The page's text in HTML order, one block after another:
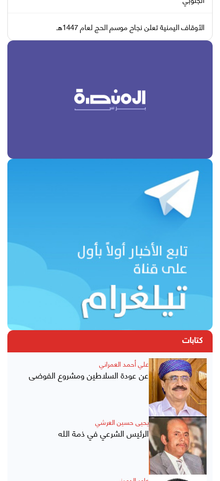
الأوقاف اليمنية تعلن نجاح موسم الحج لعام 1447هـ
كتابات
علي أحمد العمراني
عن عودة السلاطين ومشروع الفوضى
يحيى حسين العرشي
الرئيس الشرعي في ذمة الله